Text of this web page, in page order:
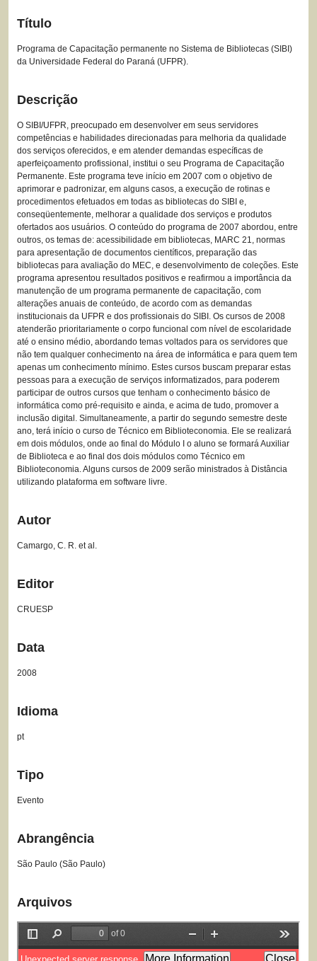
Título
Programa de Capacitação permanente no Sistema de Bibliotecas (SIBI)
da Universidade Federal do Paraná (UFPR).
Descrição
O SIBI/UFPR, preocupado em desenvolver em seus servidores
competências e habilidades direcionadas para melhoria da qualidade
dos serviços oferecidos, e em atender demandas específicas de
aperfeiçoamento profissional, institui o seu Programa de Capacitação
Permanente. Este programa teve início em 2007 com o objetivo de
aprimorar e padronizar, em alguns casos, a execução de rotinas e
procedimentos efetuados em todas as bibliotecas do SIBI e,
conseqüentemente, melhorar a qualidade dos serviços e produtos
ofertados aos usuários. O conteúdo do programa de 2007 abordou, entre
outros, os temas de: acessibilidade em bibliotecas, MARC 21, normas
para apresentação de documentos científicos, preparação das
bibliotecas para avaliação do MEC, e desenvolvimento de coleções. Este
programa apresentou resultados positivos e reafirmou a importância da
manutenção de um programa permanente de capacitação, com
alterações anuais de conteúdo, de acordo com as demandas
institucionais da UFPR e dos profissionais do SIBI. Os cursos de 2008
atenderão prioritariamente o corpo funcional com nível de escolaridade
até o ensino médio, abordando temas voltados para os servidores que
não tem qualquer conhecimento na área de informática e para quem tem
apenas um conhecimento mínimo. Estes cursos buscam preparar estas
pessoas para a execução de serviços informatizados, para poderem
participar de outros cursos que tenham o conhecimento básico de
informática como pré-requisito e ainda, e acima de tudo, promover a
inclusão digital. Simultaneamente, a partir do segundo semestre deste
ano, terá início o curso de Técnico em Biblioteconomia. Ele se realizará
em dois módulos, onde ao final do Módulo I o aluno se formará Auxiliar
de Biblioteca e ao final dos dois módulos como Técnico em
Biblioteconomia. Alguns cursos de 2009 serão ministrados à Distância
utilizando plataforma em software livre.
Autor
Camargo, C. R. et al.
Editor
CRUESP
Data
2008
Idioma
pt
Tipo
Evento
Abrangência
São Paulo (São Paulo)
Arquivos